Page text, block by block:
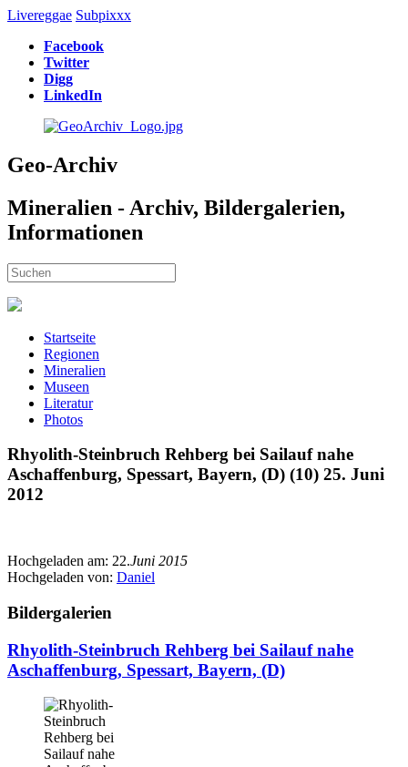
Livereggae Subpixxx
Facebook
Twitter
Digg
LinkedIn
Geo-Archiv
Mineralien - Archiv, Bildergalerien,
Informationen
Startseite
Regionen
Mineralien
Museen
Literatur
Photos
Rhyolith-Steinbruch Rehberg bei Sailauf nahe
Aschaffenburg, Spessart, Bayern, (D) (10) 25. Juni
2012
Hochgeladen am: 22.Juni 2015
Hochgeladen von: Daniel
Bildergalerien
Rhyolith-Steinbruch Rehberg bei Sailauf nahe
Aschaffenburg, Spessart, Bayern, (D)